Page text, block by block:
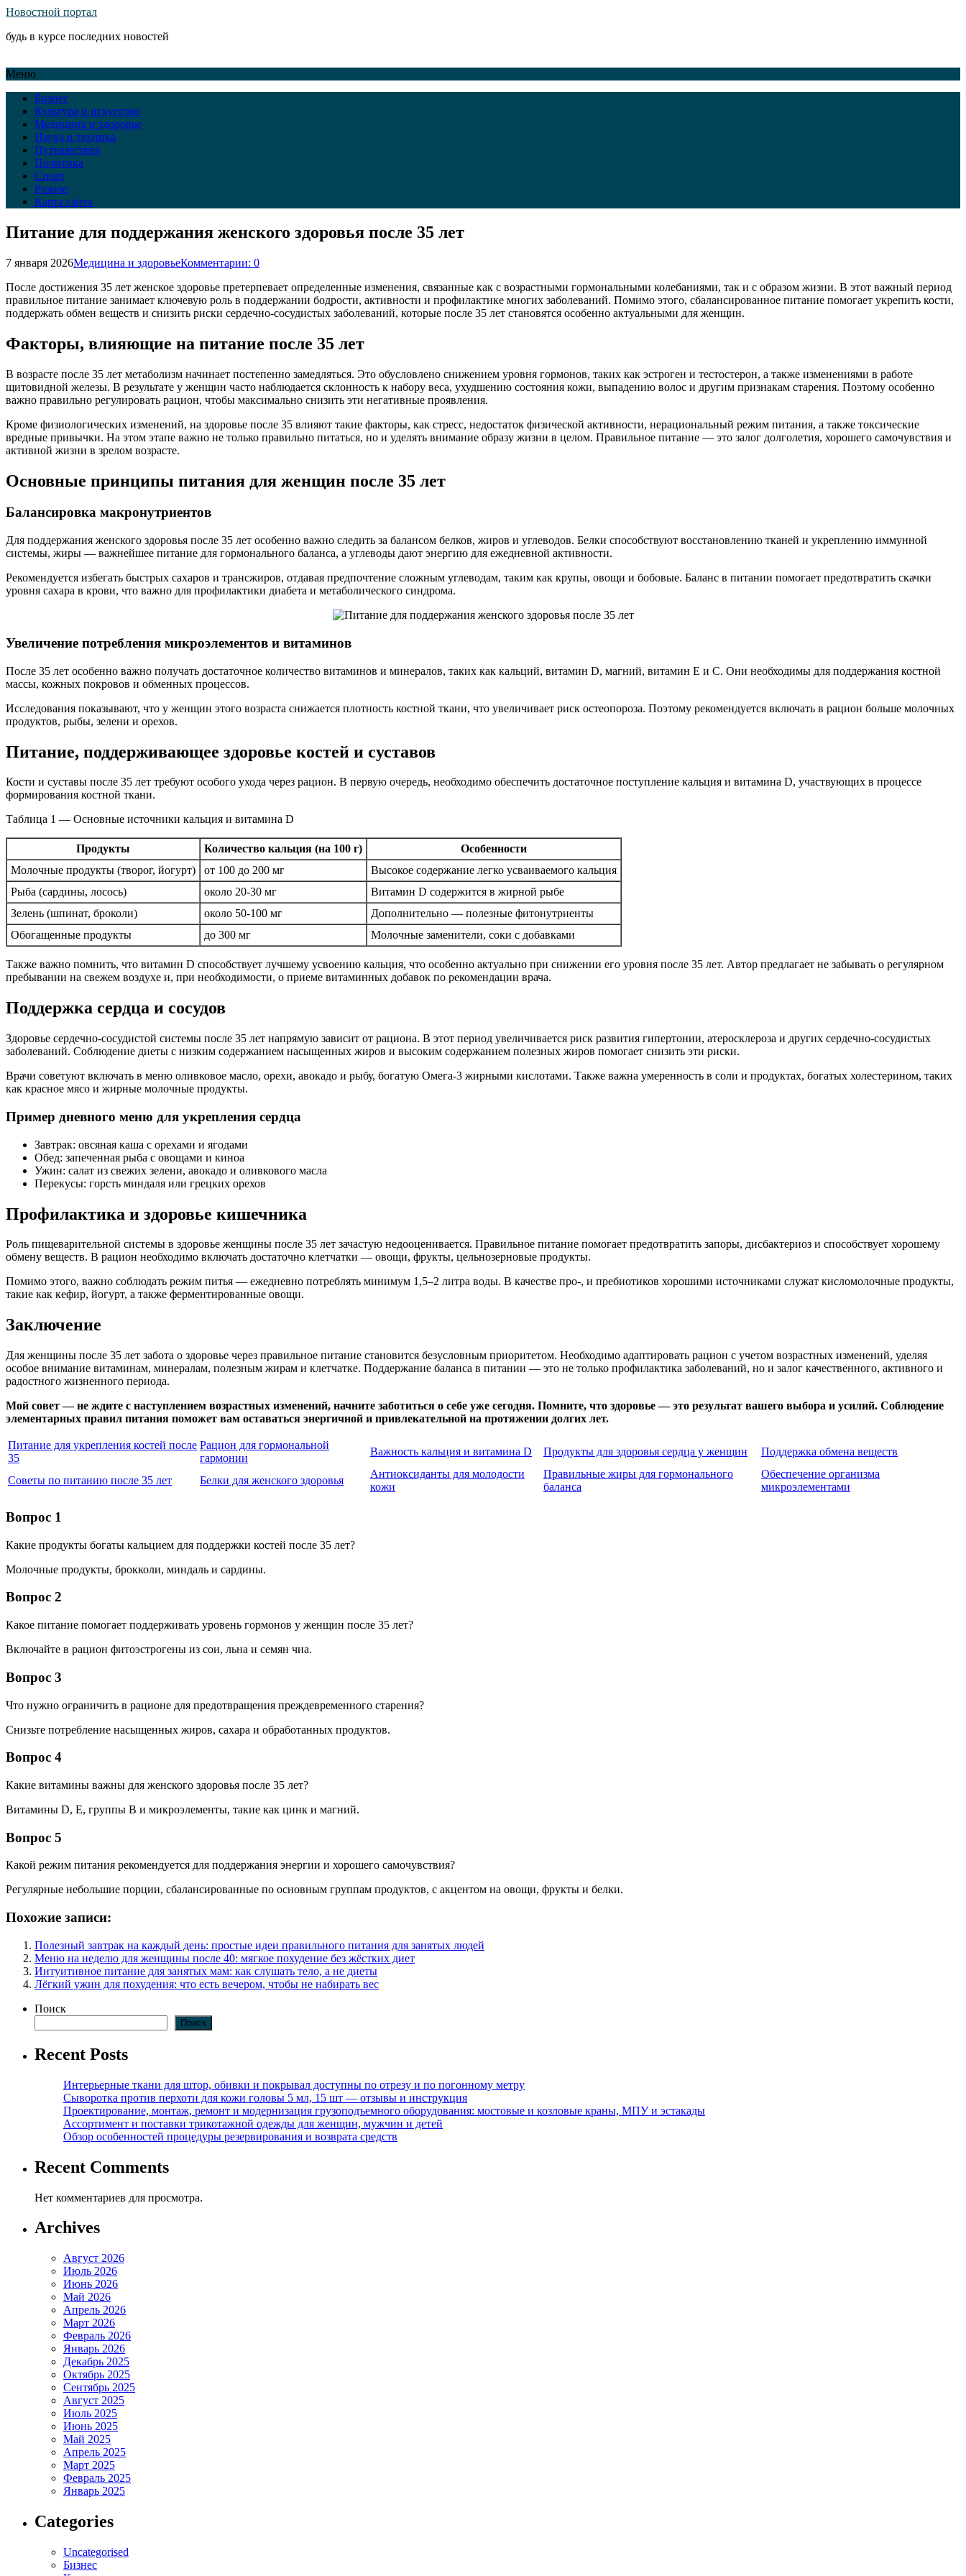
Новостной портал
будь в курсе последних новостей
Меню
Бизнес
Культура и искусство
Медицина и здоровье
Наука и техника
Путешествия
Политика
Спорт
Разное
Карта сайта
Питание для поддержания женского здоровья после 35 лет
7 января 2026Медицина и здоровьеКомментарии: 0
После достижения 35 лет женское здоровье претерпевает определенные изменения, связанные как с возрастными гормональными колебаниями, так и с образом жизни. В этот важный период
правильное питание занимает ключевую роль в поддержании бодрости, активности и профилактике многих заболеваний. Помимо этого, сбалансированное питание помогает укрепить кости,
поддержать обмен веществ и снизить риски сердечно-сосудистых заболеваний, которые после 35 лет становятся особенно актуальными для женщин.
Факторы, влияющие на питание после 35 лет
В возрасте после 35 лет метаболизм начинает постепенно замедляться. Это обусловлено снижением уровня гормонов, таких как эстроген и тестостерон, а также изменениями в работе
щитовидной железы. В результате у женщин часто наблюдается склонность к набору веса, ухудшению состояния кожи, выпадению волос и другим признакам старения. Поэтому особенно
важно правильно регулировать рацион, чтобы максимально снизить эти негативные проявления.
Кроме физиологических изменений, на здоровье после 35 влияют такие факторы, как стресс, недостаток физической активности, нерациональный режим питания, а также токсические
вредные привычки. На этом этапе важно не только правильно питаться, но и уделять внимание образу жизни в целом. Правильное питание — это залог долголетия, хорошего самочувствия и
активной жизни в зрелом возрасте.
Основные принципы питания для женщин после 35 лет
Балансировка макронутриентов
Для поддержания женского здоровья после 35 лет особенно важно следить за балансом белков, жиров и углеводов. Белки способствуют восстановлению тканей и укреплению иммунной
системы, жиры — важнейшее питание для гормонального баланса, а углеводы дают энергию для ежедневной активности.
Рекомендуется избегать быстрых сахаров и трансжиров, отдавая предпочтение сложным углеводам, таким как крупы, овощи и бобовые. Баланс в питании помогает предотвратить скачки
уровня сахара в крови, что важно для профилактики диабета и метаболического синдрома.
Увеличение потребления микроэлементов и витаминов
После 35 лет особенно важно получать достаточное количество витаминов и минералов, таких как кальций, витамин D, магний, витамин Е и С. Они необходимы для поддержания костной
массы, кожных покровов и обменных процессов.
Исследования показывают, что у женщин этого возраста снижается плотность костной ткани, что увеличивает риск остеопороза. Поэтому рекомендуется включать в рацион больше молочных
продуктов, рыбы, зелени и орехов.
Питание, поддерживающее здоровье костей и суставов
Кости и суставы после 35 лет требуют особого ухода через рацион. В первую очередь, необходимо обеспечить достаточное поступление кальция и витамина D, участвующих в процессе
формирования костной ткани.
Таблица 1 — Основные источники кальция и витамина D
Продукты Количество кальция (на 100 г)
Особенности
Молочные продукты (творог, йогурт)
от 100 до 200 мг
Высокое содержание легко усваиваемого кальция
Рыба (сардины, лосось)
около 20-30 мг
Витамин D содержится в жирной рыбе
Зелень (шпинат, броколи)
около 50-100 мг
Дополнительно — полезные фитонутриенты
Обогащенные продукты
до 300 мг Молочные заменители, соки с добавками
Также важно помнить, что витамин D способствует лучшему усвоению кальция, что особенно актуально при снижении его уровня после 35 лет. Автор предлагает не забывать о регулярном
пребывании на свежем воздухе и, при необходимости, о приеме витаминных добавок по рекомендации врача.
Поддержка сердца и сосудов
Здоровье сердечно-сосудистой системы после 35 лет напрямую зависит от рациона. В этот период увеличивается риск развития гипертонии, атеросклероза и других сердечно-сосудистых
заболеваний. Соблюдение диеты с низким содержанием насыщенных жиров и высоким содержанием полезных жиров помогает снизить эти риски.
Врачи советуют включать в меню оливковое масло, орехи, авокадо и рыбу, богатую Омега-3 жирными кислотами. Также важна умеренность в соли и продуктах, богатых холестерином, таких
как красное мясо и жирные молочные продукты.
Пример дневного меню для укрепления сердца
Завтрак: овсяная каша с орехами и ягодами
Обед: запеченная рыба с овощами и киноа
Ужин: салат из свежих зелени, авокадо и оливкового масла
Перекусы: горсть миндаля или грецких орехов
Профилактика и здоровье кишечника
Роль пищеварительной системы в здоровье женщины после 35 лет зачастую недооценивается. Правильное питание помогает предотвратить запоры, дисбактериоз и способствует хорошему
обмену веществ. В рацион необходимо включать достаточно клетчатки — овощи, фрукты, цельнозерновые продукты.
Помимо этого, важно соблюдать режим питья — ежедневно потреблять минимум 1,5–2 литра воды. В качестве про-, и пребиотиков хорошими источниками служат кисломолочные продукты,
такие как кефир, йогурт, а также ферментированные овощи.
Заключение
Для женщины после 35 лет забота о здоровье через правильное питание становится безусловным приоритетом. Необходимо адаптировать рацион с учетом возрастных изменений, уделяя
особое внимание витаминам, минералам, полезным жирам и клетчатке. Поддержание баланса в питании — это не только профилактика заболеваний, но и залог качественного, активного и
радостного жизненного периода.
Мой совет — не ждите с наступлением возрастных изменений, начните заботиться о себе уже сегодня. Помните, что здоровье — это результат вашего выбора и усилий. Соблюдение
элементарных правил питания поможет вам оставаться энергичной и привлекательной на протяжении долгих лет.
Питание для укрепления костей после
35
Рацион для гормональной
гармонии
Важность кальция и витамина D Продукты для здоровья сердца у женщин Поддержка обмена веществ
Советы по питанию после 35 лет Белки для женского здоровья
Антиоксиданты для молодости
кожи
Правильные жиры для гормонального
баланса
Обеспечение организма
микроэлементами
Вопрос 1
Какие продукты богаты кальцием для поддержки костей после 35 лет?
Молочные продукты, брокколи, миндаль и сардины.
Вопрос 2
Какое питание помогает поддерживать уровень гормонов у женщин после 35 лет?
Включайте в рацион фитоэстрогены из сои, льна и семян чиа.
Вопрос 3
Что нужно ограничить в рационе для предотвращения преждевременного старения?
Снизьте потребление насыщенных жиров, сахара и обработанных продуктов.
Вопрос 4
Какие витамины важны для женского здоровья после 35 лет?
Витамины D, Е, группы B и микроэлементы, такие как цинк и магний.
Вопрос 5
Какой режим питания рекомендуется для поддержания энергии и хорошего самочувствия?
Регулярные небольшие порции, сбалансированные по основным группам продуктов, с акцентом на овощи, фрукты и белки.
Похожие записи:
Полезный завтрак на каждый день: простые идеи правильного питания для занятых людей
Меню на неделю для женщины после 40: мягкое похудение без жёстких диет
Интуитивное питание для занятых мам: как слушать тело, а не диеты
Лёгкий ужин для похудения: что есть вечером, чтобы не набирать вес
Поиск
Поиск
Recent Posts
Интерьерные ткани для штор, обивки и покрывал доступны по отрезу и по погонному метру
Сыворотка против перхоти для кожи головы 5 мл, 15 шт — отзывы и инструкция
Проектирование, монтаж, ремонт и модернизация грузоподъемного оборудования: мостовые и козловые краны, МПУ и эстакады
Ассортимент и поставки трикотажной одежды для женщин, мужчин и детей
Обзор особенностей процедуры резервирования и возврата средств
Recent Comments
Нет комментариев для просмотра.
Archives
Август 2026
Июль 2026
Июнь 2026
Май 2026
Апрель 2026
Март 2026
Февраль 2026
Январь 2026
Декабрь 2025
Октябрь 2025
Сентябрь 2025
Август 2025
Июль 2025
Июнь 2025
Май 2025
Апрель 2025
Март 2025
Февраль 2025
Январь 2025
Categories
Uncategorised
Бизнес